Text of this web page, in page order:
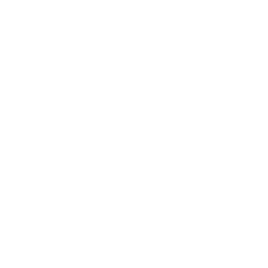
skeppare) eller genom att simma på
vin och öl.